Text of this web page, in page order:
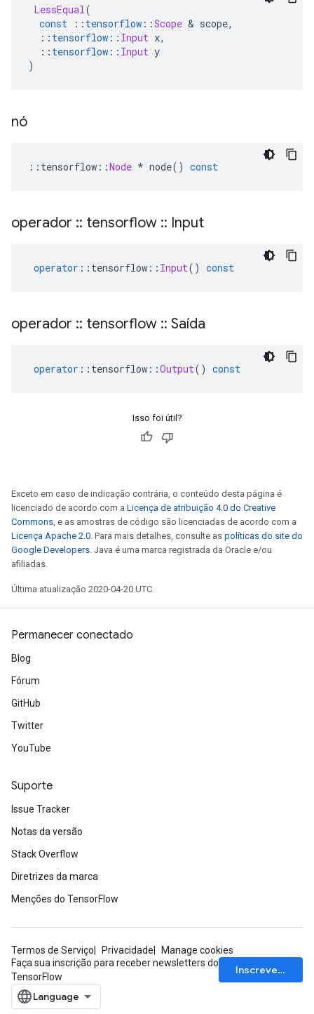
LessEqual(
const
:: tensorflow ::Scope & scope,
:: tensorflow :: Input x,
:: tensorflow :: Input y
)
nó
:: tensorflow ::Node * node() const
operador :: tensorflow :: Input
operator :: tensorflow :: Input() const
operador :: tensorflow :: Saída
operator :: tensorflow ::Output() const
Isso foi útil?
Exceto em caso de indicação contrária, o conteúdo desta página é
licenciado de acordo com a Licença de atribuição 4.0 do Creative
Commons, e as amostras de código são licenciadas de acordo com a
Licença Apache 2.0. Para mais detalhes, consulte as políticas do site do
Google Developers. Java é uma marca registrada da Oracle e/ou
afiliadas.
Última atualização 2020-04-20 UTC.
Permanecer conectado
Blog
Fórum
GitHub
Twitter
YouTube
Suporte
Issue Tracker
Notas da versão
Stack Overflow
Diretrizes da marca
Menções do TensorFlow
Termos de Serviço Privacidade
Manage cookies
Faça sua inscrição para receber newsletters do
TensorFlow
Inscrever-se